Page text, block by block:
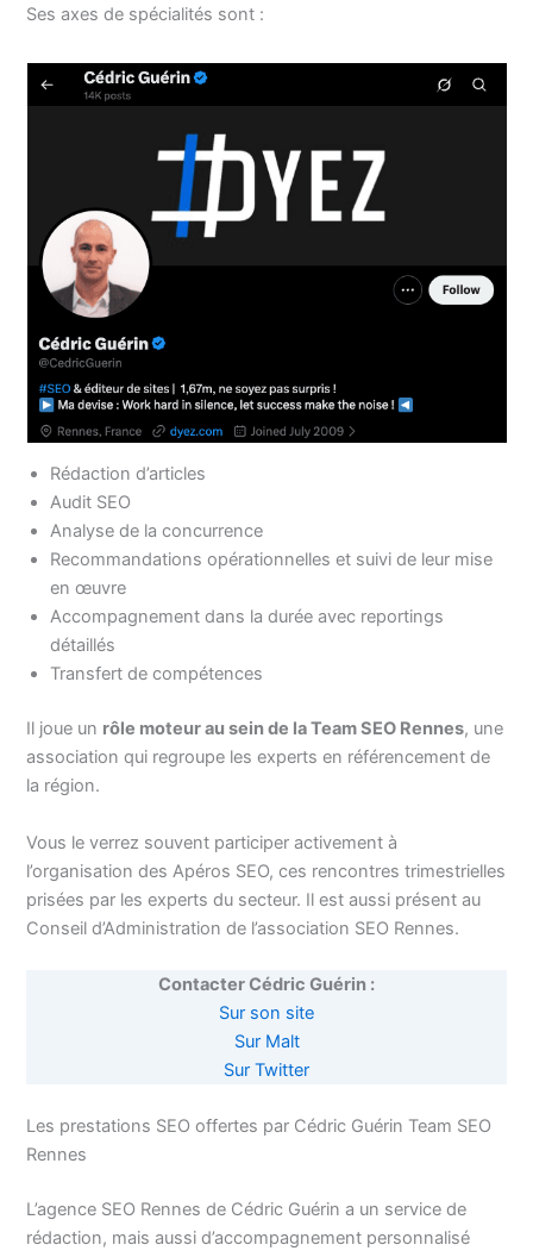
Ses axes de spécialités sont :
Rédaction d’articles
Audit SEO
Analyse de la concurrence
Recommandations opérationnelles et suivi de leur mise
en œuvre
Accompagnement dans la durée avec reportings
détaillés
Transfert de compétences
Il joue un rôle moteur au sein de la Team SEO Rennes, une
association qui regroupe les experts en référencement de
la région.
Vous le verrez souvent participer activement à
l’organisation des Apéros SEO, ces rencontres trimestrielles
prisées par les experts du secteur. Il est aussi présent au
Conseil d’Administration de l’association SEO Rennes.
Contacter Cédric Guérin :
Sur son site
Sur Malt
Sur Twitter
Les prestations SEO offertes par Cédric Guérin Team SEO
Rennes
L’agence SEO Rennes de Cédric Guérin a un service de
rédaction, mais aussi d’accompagnement personnalisé